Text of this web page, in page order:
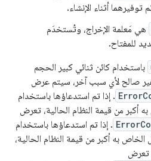
توفيرهما أثناء الإنشاء.
هي مَعلمة الإخراج، وتُستخدَم
للمفتاح.
باستخدام كائن ثنائي كبير الحجم
غير صالح لأي سبب آخر، سيتم عرض
. إذا تم استدعاؤها باستخدام
من قيمة النظام الحالية، تعرض
. إذا تم استدعاؤها باستخدام
به أكبر من قيمة النظام الحالية،
تعرض